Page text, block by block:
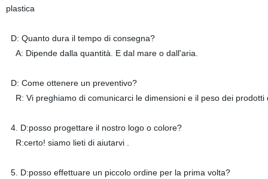
plastica
D: Quanto dura il tempo di consegna?
A: Dipende dalla quantità. E dal mare o dall'aria.
D: Come ottenere un preventivo?
R: Vi preghiamo di comunicarci le dimensioni e il peso dei
4. D:posso progettare il nostro logo o colore?
R:certo! siamo lieti di aiutarvi .
5. D:posso effettuare un piccolo ordine per la prima volta?